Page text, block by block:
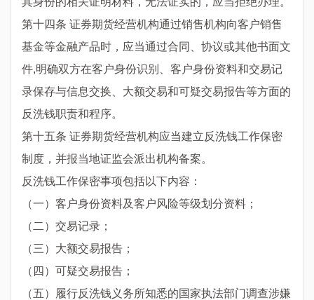
第十四条 证券期货经营机构通过销售机构向客户销售
基金等金融产品时，应当通过合同、协议或其他书面文
件,明确双方在客户身份识别、客户身份资料和交易记
录保存与信息交换、大额交易和可疑交易报告等方面的
反洗钱职责和程序。
第十五条 证券期货经营机构应当建立反洗钱工作保密
制度，并报当地证监会派出机构备案。
反洗钱工作保密事项包括以下内容：
（一）客户身份资料及客户风险等级划分资料；
（二）交易记录；
（三）大额交易报告；
（四）可疑交易报告；
（五）履行反洗钱义务所知悉的国家执法部门调查涉嫌